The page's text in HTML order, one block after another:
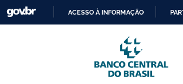
Skip to main content
PARA
O
CONTEÚDO
ACESSO À INFORMAÇÃO